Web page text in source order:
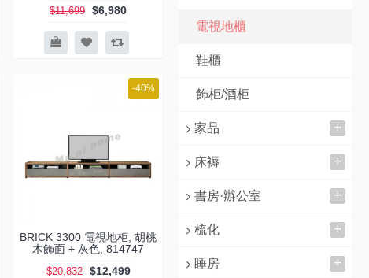
電視地櫃
鞋櫃
飾柜/酒柜
家品 +
床褥 +
書房·辦公室 +
梳化 +
睡房 +
$11,699 $6,980
-40%
BRICK 3300 電視地柜, 胡桃
木飾面 + 灰色, 814747
$20,832 $12,499